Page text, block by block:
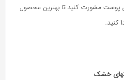
مشورت کنید تا بهترین محصول
خشک